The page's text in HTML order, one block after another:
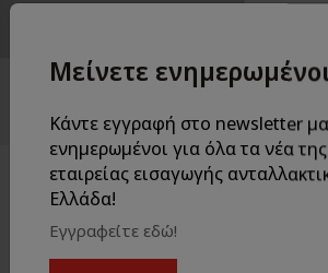
Μείνετε
Κάντε εγγραφή στο newsletter
ενημερωμένοι για όλα τα νέα
εταιρείας εισαγωγής
Ελλάδα!
Εγγραφείτε εδώ!